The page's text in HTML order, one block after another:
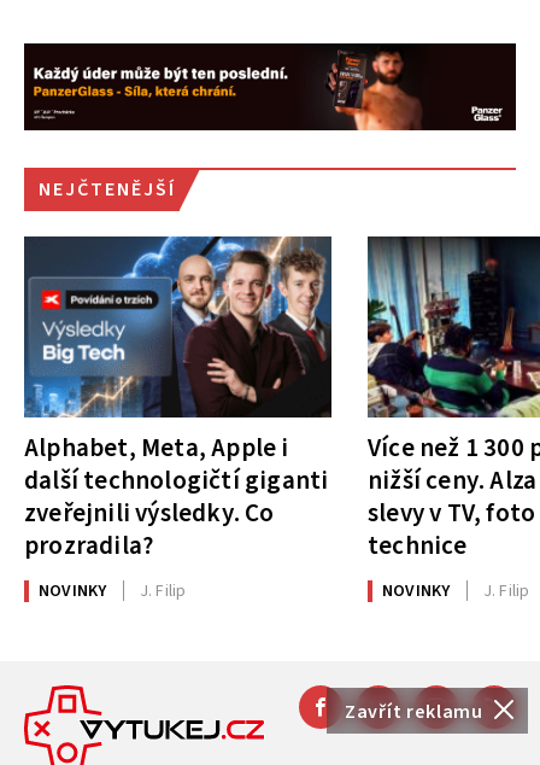
Zavřít reklamu
NEJČTENĚJŠÍ
Alphabet, Meta, Apple i
další technologičtí giganti
zveřejnili výsledky. Co
prozradila?
NOVINKY J. Filip
Více než 1
nižší ceny.
slevy v TV,
technice
NOVINKY J. Filip